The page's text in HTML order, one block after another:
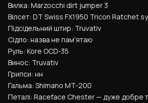
Вилка: Marzocchi dirt jumper 3
Вілсет: DT Swiss FX1950 Tricon Ratchet
Підсідельний штир: Truvativ
Сідло: назва не пам'ятаю
Руль: Kore OCD-35
Винос: Truvativ
Грипси: нн
Гальма: Shimano MT-200
Петалі: Raceface Chester — дуже добре